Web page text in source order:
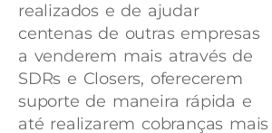
realizados e de ajudar
centenas de outras empresas
a venderem mais através de
SDRs e Closers, oferecerem
suporte de maneira rápida e
até realizarem cobranças mais